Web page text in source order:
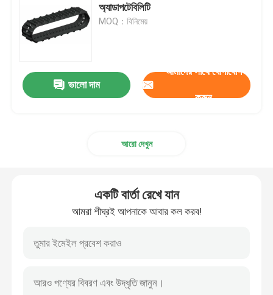
সামুদ্রিক উইন্ডোজ
অ্যালুমিনিয়াম মেরিন ম্যানহোল
সামুদ্রিক ইস্পাত পণ্য
সামুদ্রিক Propeller Shaft
অ্যাডাপটেবিলিটি
MOQ：বিনিমেয়
ভালো দাম
আমাদের সাথে যোগাযোগ
করুন
আরো দেখুন
একটি বার্তা রেখে যান
আমরা শীঘ্রই আপনাকে আবার কল করব!